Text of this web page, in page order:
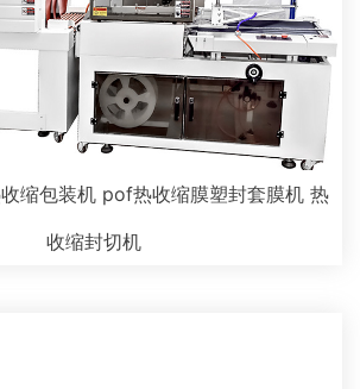
缩包装机 pof热收缩膜塑封套膜机 热
收缩封切机